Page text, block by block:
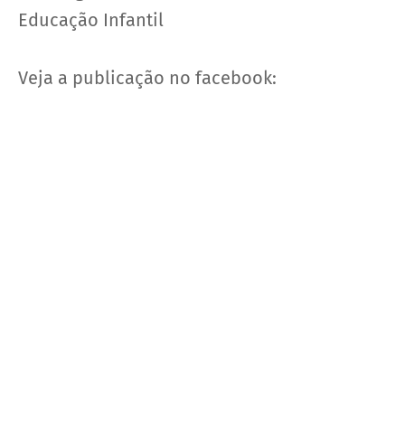
Educação Infantil
Veja a publicação no facebook: